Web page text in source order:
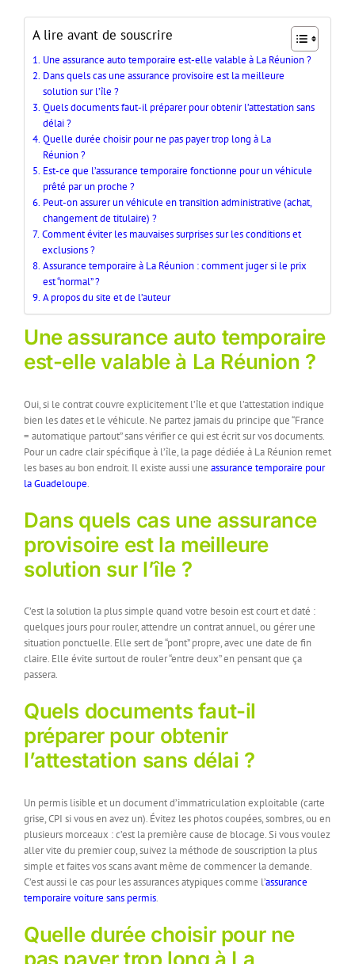
A lire avant de souscrire
Une assurance auto temporaire est-elle valable à La Réunion ?
Dans quels cas une assurance provisoire est la meilleure
solution sur l’île ?
Quels documents faut-il préparer pour obtenir l’attestation sans
délai ?
Quelle durée choisir pour ne pas payer trop long à La
Réunion ?
Est-ce que l’assurance temporaire fonctionne pour un véhicule
prêté par un proche ?
Peut-on assurer un véhicule en transition administrative (achat,
changement de titulaire) ?
Comment éviter les mauvaises surprises sur les conditions et
exclusions ?
Assurance temporaire à La Réunion : comment juger si le prix
est “normal” ?
A propos du site et de l’auteur
Une assurance auto temporaire
est-elle valable à La Réunion ?
Oui, si le contrat couvre explicitement l’île et que l’attestation indique
bien les dates et le véhicule. Ne partez jamais du principe que “France
= automatique partout” sans vérifier ce qui est écrit sur vos documents.
Pour un cadre clair spécifique à l’île, la page dédiée à La Réunion remet
les bases au bon endroit. Il existe aussi une assurance temporaire pour
la Guadeloupe.
Dans quels cas une assurance
provisoire est la meilleure
solution sur l’île ?
C’est la solution la plus simple quand votre besoin est court et daté :
quelques jours pour rouler, attendre un contrat annuel, ou gérer une
situation ponctuelle. Elle sert de “pont” propre, avec une date de fin
claire. Elle évite surtout de rouler “entre deux” en pensant que ça
passera.
Quels documents faut-il
préparer pour obtenir
l’attestation sans délai ?
Un permis lisible et un document d’immatriculation exploitable (carte
grise, CPI si vous en avez un). Évitez les photos coupées, sombres, ou en
plusieurs morceaux : c’est la première cause de blocage. Si vous voulez
aller vite du premier coup, suivez la méthode de souscription la plus
simple et faites vos scans avant même de commencer la demande.
C’est aussi le cas pour les assurances atypiques comme l’assurance
temporaire voiture sans permis.
Quelle durée choisir pour ne
pas payer trop long à La